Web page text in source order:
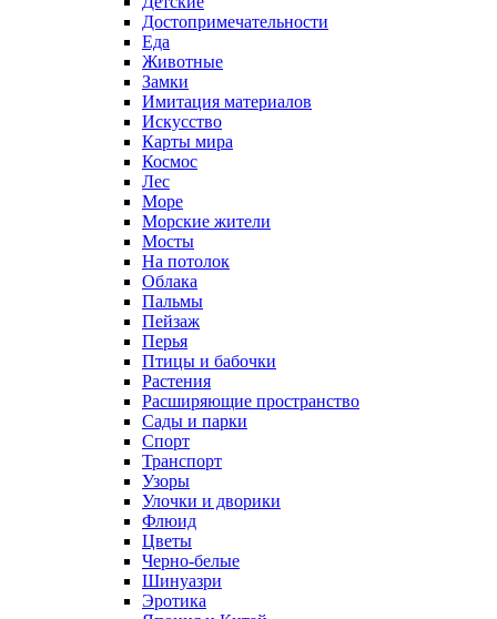
Достопримечательности
Еда
Животные
Замки
Имитация материалов
Искусство
Карты мира
Космос
Лес
Море
Морские жители
Мосты
На потолок
Облака
Пальмы
Пейзаж
Перья
Птицы и бабочки
Растения
Расширяющие пространство
Сады и парки
Спорт
Транспорт
Узоры
Улочки и дворики
Флюид
Цветы
Черно-белые
Шинуазри
Эротика